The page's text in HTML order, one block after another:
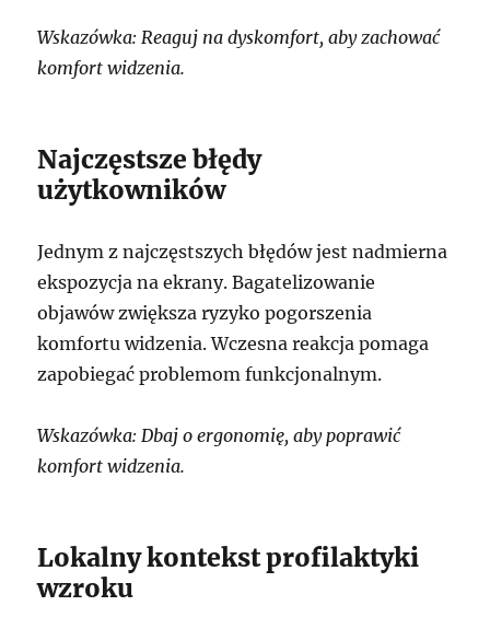
Wskazówka: Reaguj na dyskomfort, aby zachować
komfort widzenia.
Najczęstsze błędy
użytkowników
Jednym z najczęstszych błędów jest nadmierna
ekspozycja na ekrany. Bagatelizowanie
objawów zwiększa ryzyko pogorszenia
komfortu widzenia. Wczesna reakcja pomaga
zapobiegać problemom funkcjonalnym.
Wskazówka: Dbaj o ergonomię, aby poprawić
komfort widzenia.
Lokalny kontekst profilaktyki
wzroku